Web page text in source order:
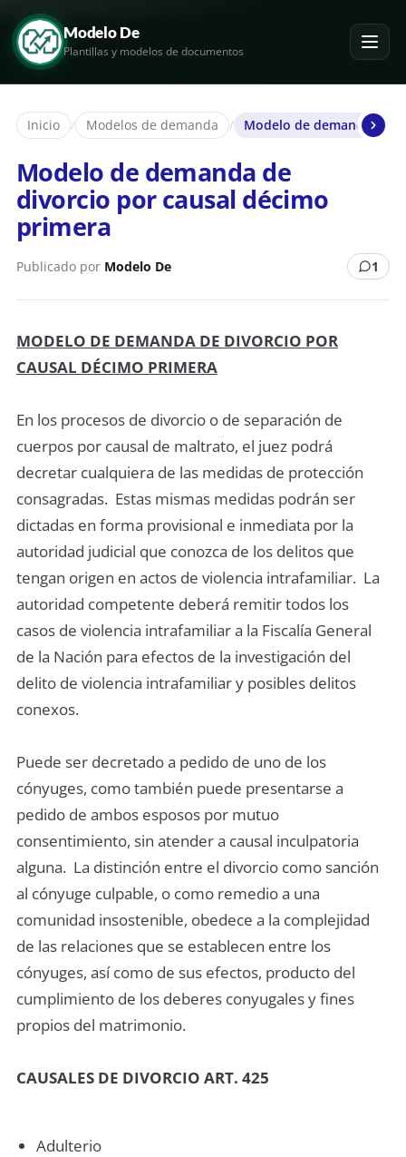
Modelo De
Plantillas y modelos de documentos
Inicio / Modelos de demanda / Modelo de demanda de
Modelo de demanda de
divorcio por causal décimo
primera
Publicado por Modelo De 1
MODELO DE DEMANDA DE DIVORCIO POR
CAUSAL DÉCIMO PRIMERA
En los procesos de divorcio o de separación de
cuerpos por causal de maltrato, el juez podrá
decretar cualquiera de las medidas de protección
consagradas. Estas mismas medidas podrán ser
dictadas en forma provisional e inmediata por la
autoridad judicial que conozca de los delitos que
tengan origen en actos de violencia intrafamiliar. La
autoridad competente deberá remitir todos los
casos de violencia intrafamiliar a la Fiscalía General
de la Nación para efectos de la investigación del
delito de violencia intrafamiliar y posibles delitos
conexos.
Puede ser decretado a pedido de uno de los
cónyuges, como también puede presentarse a
pedido de ambos esposos por mutuo
consentimiento, sin atender a causal inculpatoria
alguna. La distinción entre el divorcio como sanción
al cónyuge culpable, o como remedio a una
comunidad insostenible, obedece a la complejidad
de las relaciones que se establecen entre los
cónyuges, así como de sus efectos, producto del
cumplimiento de los deberes conyugales y fines
propios del matrimonio.
CAUSALES DE DIVORCIO ART. 425
Adulterio